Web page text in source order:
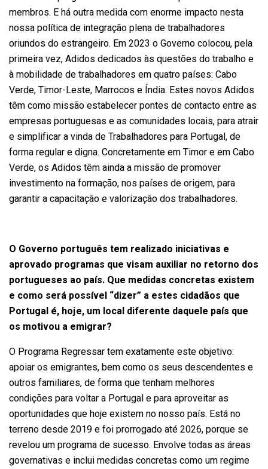
membros. E há outra medida com enorme impacto nesta
nossa política de integração plena de trabalhadores
oriundos do estrangeiro. Em 2023 o Governo colocou, pela
primeira vez, Adidos dedicados às questões do trabalho e
à mobilidade de trabalhadores em quatro países: Cabo
Verde, Timor-Leste, Marrocos e Índia. Estes novos Adidos
têm como missão estabelecer pontes de contacto entre as
empresas portuguesas e as comunidades locais, para atrair
e simplificar a vinda de Trabalhadores para Portugal, de
forma regular e digna. Concretamente em Timor e em Cabo
Verde, os Adidos têm ainda a missão de promover
investimento na formação, nos países de origem, para
garantir a capacitação e valorização dos trabalhadores.
O Governo português tem realizado iniciativas e
aprovado programas que visam auxiliar no retorno dos
portugueses ao país. Que medidas concretas existem
e como será possível “dizer” a estes cidadãos que
Portugal é, hoje, um local diferente daquele país que
os motivou a emigrar?
O Programa Regressar tem exatamente este objetivo:
apoiar os emigrantes, bem como os seus descendentes e
outros familiares, de forma que tenham melhores
condições para voltar a Portugal e para aproveitar as
oportunidades que hoje existem no nosso país. Está no
terreno desde 2019 e foi prorrogado até 2026, porque se
revelou um programa de sucesso. Envolve todas as áreas
governativas e inclui medidas concretas como um regime